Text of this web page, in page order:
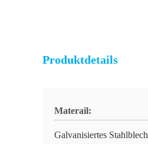
Produktdetails
Materail:
Galvanisiertes Stahlblech